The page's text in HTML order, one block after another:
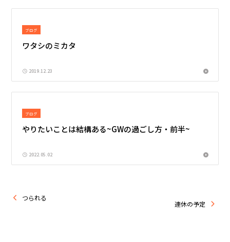
ブログ
ワタシのミカタ
2019.12.23
ブログ
やりたいことは結構ある~GWの過ごし方・前半~
2022.05.02
つられる
連休の予定